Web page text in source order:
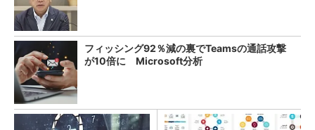
フィッシング92％減の裏でTeamsの通話攻撃
が10倍に Microsoft分析